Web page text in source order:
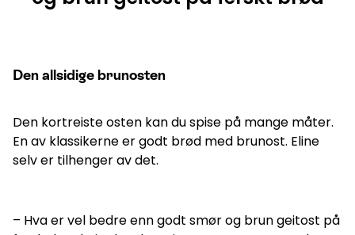
Den allsidige brunosten
Den kortreiste osten kan du spise på mange måter.
En av klassikerne er godt brød med brunost. Eline
selv er tilhenger av det.
– Hva er vel bedre enn godt smør og brun geitost på